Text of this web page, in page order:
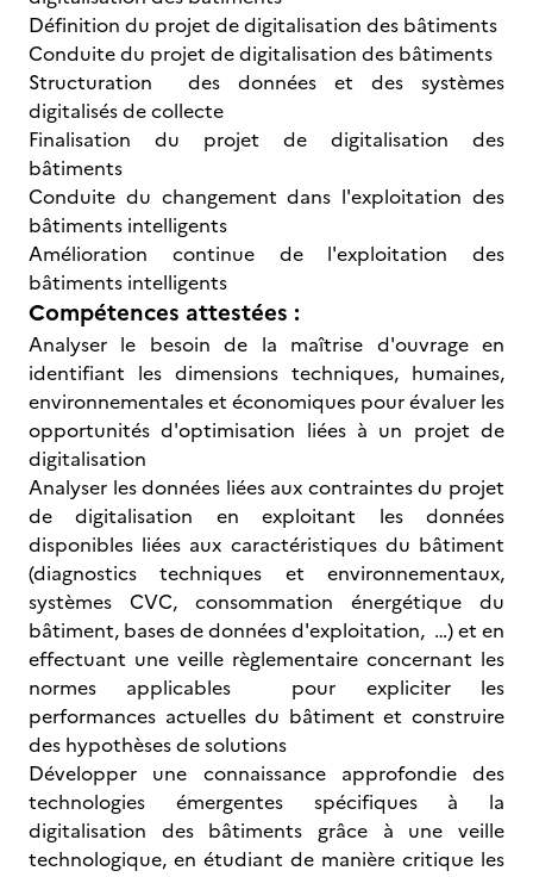
Définition du projet de digitalisation des bâtiments
Conduite du projet de digitalisation des bâtiments
Structuration des données et des systèmes
digitalisés de collecte
Finalisation du projet de digitalisation des
bâtiments
Conduite du changement dans l'exploitation des
bâtiments intelligents
Amélioration continue de l'exploitation des
bâtiments intelligents
Compétences attestées :
Analyser le besoin de la maîtrise d'ouvrage en
identifiant les dimensions techniques, humaines,
environnementales et économiques pour évaluer les
opportunités d'optimisation liées à un projet de
digitalisation
Analyser les données liées aux contraintes du projet
de digitalisation en exploitant les données
disponibles liées aux caractéristiques du bâtiment
(diagnostics techniques et environnementaux,
systèmes CVC, consommation énergétique du
bâtiment, bases de données d'exploitation, …) et en
effectuant une veille règlementaire concernant les
normes applicables pour expliciter les
performances actuelles du bâtiment et construire
des hypothèses de solutions
Développer une connaissance approfondie des
technologies émergentes spécifiques à la
digitalisation des bâtiments grâce à une veille
technologique, en étudiant de manière critique les